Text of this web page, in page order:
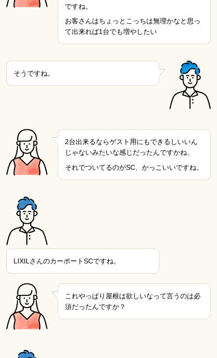
ですね。
お客さんはちょっとこっちは無理かなと思っ
て出来れば1台でも増やしたい
そうですね。
2台出来るならゲスト用にもできるしいいん
じゃないみたいな感じだったんですかね、
それでついてるのがSC、かっこいいですね。
LIXILさんのカーポートSCですね。
これやっぱり屋根は欲しいなって言うのは必
須だったんですか？